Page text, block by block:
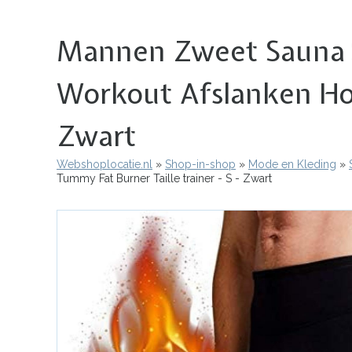
Mannen Zweet
Workout Afslanken
Zwart
Kruimelpad
Webshoplocatie.nl Shop-in-shop Mode en Kleding
Tummy Fat Burner Taille trainer - S - Zwart